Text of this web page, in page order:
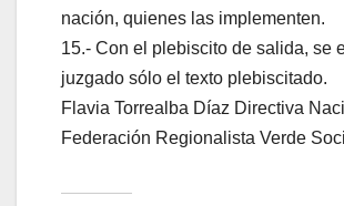
nación, quienes las implementen.
15.- Con el plebiscito de salida, se
juzgado sólo el texto plebiscitado.
Flavia Torrealba Díaz Directiva
Federación Regionalista Verde